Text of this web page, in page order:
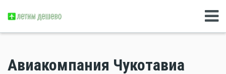
Авиакомпания Чукотавиа